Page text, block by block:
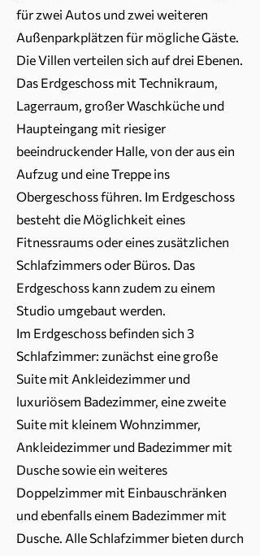
für zwei Autos und zwei weiteren
Außenparkplätzen für mögliche Gäste.
Die Villen verteilen sich auf drei Ebenen.
Das Erdgeschoss mit Technikraum,
Lagerraum, großer Waschküche und
Haupteingang mit riesiger
beeindruckender Halle, von der aus ein
Aufzug und eine Treppe ins
Obergeschoss führen. Im Erdgeschoss
besteht die Möglichkeit eines
Fitnessraums oder eines zusätzlichen
Schlafzimmers oder Büros. Das
Erdgeschoss kann zudem zu einem
Studio umgebaut werden.
Im Erdgeschoss befinden sich 3
Schlafzimmer: zunächst eine große
Suite mit Ankleidezimmer und
luxuriösem Badezimmer, eine zweite
Suite mit kleinem Wohnzimmer,
Ankleidezimmer und Badezimmer mit
Dusche sowie ein weiteres
Doppelzimmer mit Einbauschränken
und ebenfalls einem Badezimmer mit
Dusche. Alle Schlafzimmer bieten durch